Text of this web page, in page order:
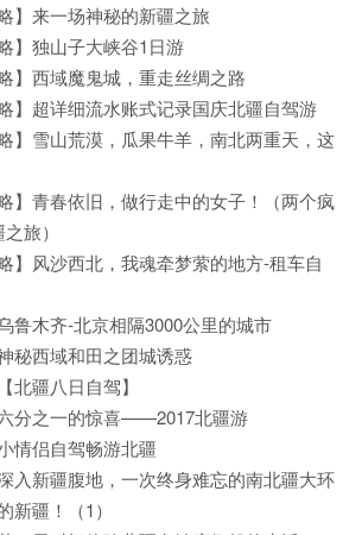
】来一场神秘的新疆之旅
】独山子大峡谷1日游
】西域魔鬼城，重走丝绸之路
】超详细流水账式记录国庆北疆自驾游
】雪山荒漠，瓜果牛羊，南北两重天，这
】青春依旧，做行走中的女子！（两个疯
旅）
】风沙西北，我魂牵梦萦的地方-租车自
鲁木齐-北京相隔3000公里的城市
秘西域和田之团城诱惑
北疆八日自驾】
六分之一的惊喜——2017北疆游
情侣自驾畅游北疆
入新疆腹地，一次终身难忘的南北疆大环
新疆！（1）